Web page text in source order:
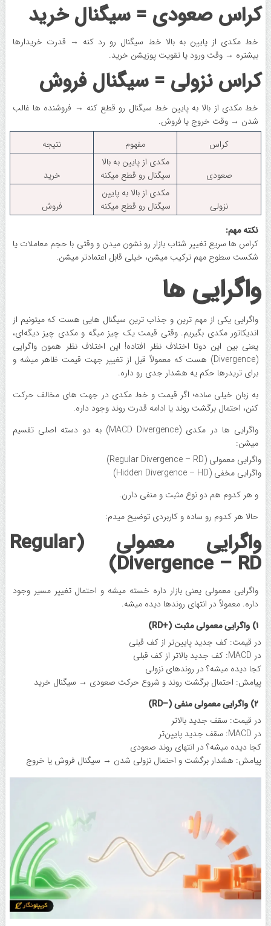
کراس صعودی = سیگنال خرید
خط مکدی از پایین به بالا خط سیگنال رو رد کنه → قدرت خریدارها
بیشتره → وقت ورود یا تقویت پوزیشن خرید.
کراس نزولی = سیگنال فروش
خط مکدی از بالا به پایین خط سیگنال رو قطع کنه → فروشنده ها غالب
شدن → وقت خروج یا فروش.
کراس
مفهوم نتیجه
صعودی
مکدی از پایین به بالا
سیگنال رو قطع میکنه
خرید
نزولی
مکدی از بالا به پایین
سیگنال رو قطع میکنه
فروش
نکته مهم:
کراس ها سریع تغییر شتاب بازار رو نشون میدن و وقتی با حجم معاملات یا
شکست سطوح مهم ترکیب میشن، خیلی قابل اعتمادتر میشن.
واگرایی ها
واگرایی یکی از مهم ترین و جذاب ترین سیگنال هایی هست که میتونیم از
اندیکاتور مکدی بگیریم. وقتی قیمت یک چیز میگه و مکدی چیز دیگه‌ای،
یعنی بین این دوتا اختلاف نظر افتاده! این اختلاف نظر همون واگرایی
(Divergence) هست که معمولاً قبل از تغییر جهت قیمت ظاهر میشه و
برای تریدرها حکم یه هشدار جدی رو داره.
به زبان خیلی ساده؛ اگر قیمت و خط مکدی در جهت های مخالف حرکت
کنن، احتمال برگشت روند یا ادامه قدرت روند وجود داره.
واگرایی ها در مکدی (MACD Divergence) به دو دسته اصلی تقسیم
میشن:
واگرایی معمولی (Regular Divergence – RD)
واگرایی مخفی (Hidden Divergence – HD)
و هر کدوم هم دو نوع مثبت و منفی دارن.
حالا هر کدوم رو ساده و کاربردی توضیح میدم:
واگرایی معمولی (Regular
Divergence – RD)
واگرایی معمولی یعنی بازار داره خسته میشه و احتمال تغییر مسیر وجود
داره. معمولاً در انتهای روندها دیده میشه.
۱) واگرایی معمولی مثبت (+RD)
در قیمت: کف جدید پایین‌تر از کف قبلی
در MACD: کف جدید بالاتر از کف قبلی
کجا دیده میشه؟ در روندهای نزولی
پیامش: احتمال برگشت روند و شروع حرکت صعودی → سیگنال خرید
۲) واگرایی معمولی منفی (–RD)
در قیمت: سقف جدید بالاتر
در MACD: سقف جدید پایین‌تر
کجا دیده میشه؟ در انتهای روند صعودی
پیامش: هشدار برگشت و احتمال نزولی شدن → سیگنال فروش یا خروج